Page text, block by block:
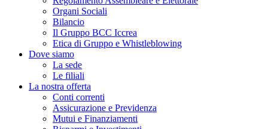
Organi Sociali
Bilancio
Il Gruppo BCC Iccrea
Etica di Gruppo e Whistleblowing
Dove siamo
La sede
Le filiali
La nostra offerta
Conti correnti
Assicurazione e Previdenza
Mutui e Finanziamenti